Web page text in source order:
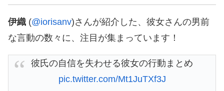
伊織 (@iorisanv)さんが紹介した、彼女さんの男前
な言動の数々に、注目が集まっています！
彼氏の自信を失わせる彼女の行動まとめ
pic.twitter.com/Mt1JuTXf3J